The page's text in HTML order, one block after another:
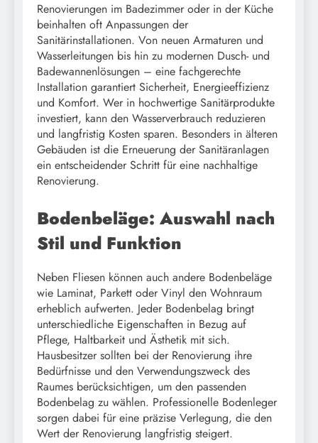
Renovierungen im Badezimmer oder in der Küche
beinhalten oft Anpassungen der
Sanitärinstallationen. Von neuen Armaturen und
Wasserleitungen bis hin zu modernen Dusch- und
Badewannenlösungen – eine fachgerechte
Installation garantiert Sicherheit, Energieeffizienz
und Komfort. Wer in hochwertige Sanitärprodukte
investiert, kann den Wasserverbrauch reduzieren
und langfristig Kosten sparen. Besonders in älteren
Gebäuden ist die Erneuerung der Sanitäranlagen
ein entscheidender Schritt für eine nachhaltige
Renovierung.
Bodenbeläge: Auswahl nach
Stil und Funktion
Neben Fliesen können auch andere Bodenbeläge
wie Laminat, Parkett oder Vinyl den Wohnraum
erheblich aufwerten. Jeder Bodenbelag bringt
unterschiedliche Eigenschaften in Bezug auf
Pflege, Haltbarkeit und Ästhetik mit sich.
Hausbesitzer sollten bei der Renovierung ihre
Bedürfnisse und den Verwendungszweck des
Raumes berücksichtigen, um den passenden
Bodenbelag zu wählen. Professionelle Bodenleger
sorgen dabei für eine präzise Verlegung, die den
Wert der Renovierung langfristig steigert.